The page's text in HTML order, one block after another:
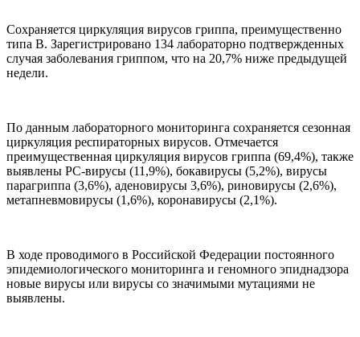
Сохраняется циркуляция вирусов гриппа, преимущественно
типа В. Зарегистрировано 134 лабораторно подтвержденных
случая заболевания гриппом, что на 20,7% ниже предыдущей
недели.
По данным лабораторного мониторинга сохраняется сезонная
циркуляция респираторных вирусов. Отмечается
преимущественная циркуляция вирусов гриппа (69,4%), также
выявлены РС-вирусы (11,9%), бокавирусы (5,2%), вирусы
парагриппа (3,6%), аденовирусы 3,6%), риновирусы (2,6%),
метапневмовирусы (1,6%), коронавирусы (2,1%).
В ходе проводимого в Российской Федерации постоянного
эпидемиологического мониторинга и геномного эпиднадзора
новые вирусы или вирусы со значимыми мутациями не
выявлены.